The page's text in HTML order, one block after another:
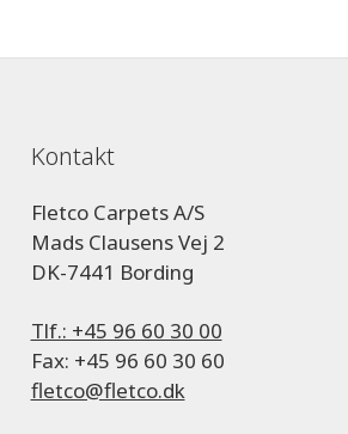
Kontakt
Fletco Carpets A/S
Mads Clausens Vej 2
DK-7441 Bording
Tlf.: +45 96 60 30 00
Fax: +45 96 60 30 60
fletco@fletco.dk